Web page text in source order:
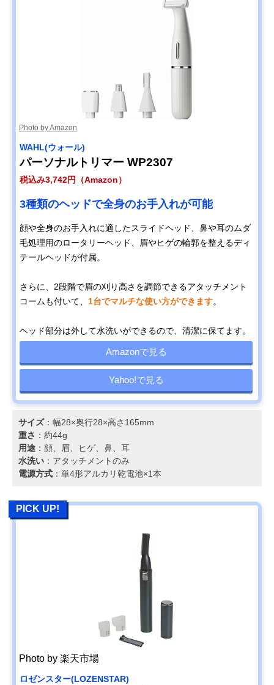
Photo by Amazon
WAHL(ウォール)
パーソナルトリマー WP2307
税込み3,742円（Amazon）
3種類のヘッドで全身のお手入れが可能
顔や全身のお手入れに適したスライドヘッド、鼻や耳のムダ
毛処理用のロータリーヘッド、眉やヒゲの輪郭を整えるディ
テールヘッドが付属。
さらに、2段階で眉の刈り高さを調節できるアタッチメント
コームも付いて、 1台でマルチな使い方ができます。
ヘッド部分は外して水洗いができるので、清潔に保てます。
Amazonで見る
Yahoo!で見る
サイズ：幅28×奥行28×高さ165mm
重さ ：約44g
用途 ：顔、眉、ヒゲ、鼻、耳
水洗い ：アタッチメントのみ
電源方式 ：単4形アルカリ乾電池×1本
PICK UP!
Photo by 楽天市場
ロゼンスター(LOZENSTAR)